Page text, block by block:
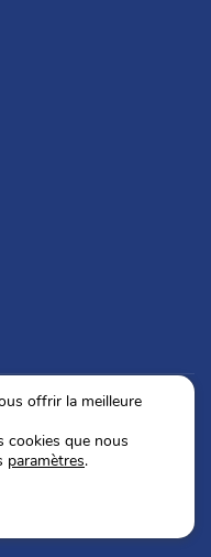
réservés.
offrir la meilleure
cookies que nous
paramètres.